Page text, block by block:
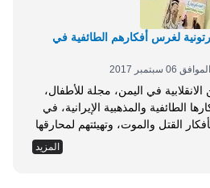
لغرس أفكارهم الطائفية في
في اليمن، مجلة للأطفال،
الطائفية والمذهبية الإيرانية، في
القتل والموت، وتهيئتهم لمحارقها
وفقاً لتوجهها. وكشفت مصادر محلية أن إصدار مجلةالمزيد